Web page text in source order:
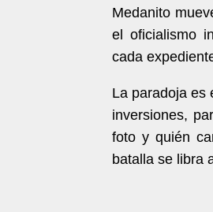
Medanito
el oficialismo
cada
La paradoja es
inversiones,
foto y quién
batalla se libra